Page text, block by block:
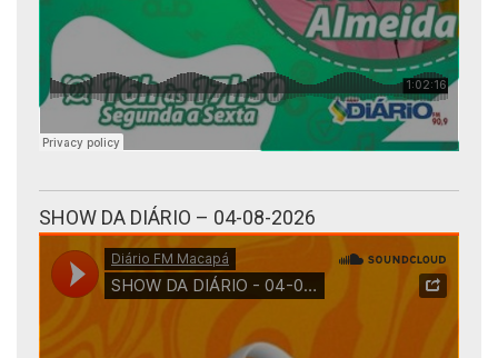
SHOW DA DIÁRIO – 04-08-2026